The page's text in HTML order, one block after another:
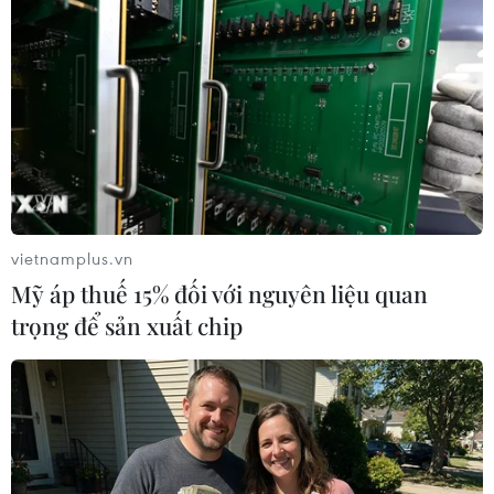
TIN LIÊN QUAN
vietnamplus.vn
Mỹ áp thuế 15% đối với nguyên liệu quan
trọng để sản xuất chip